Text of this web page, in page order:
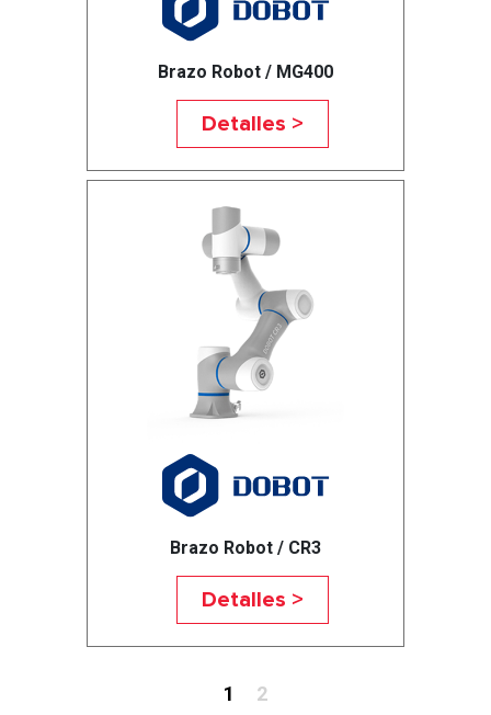
Brazo Robot / MG400
Detalles >
Brazo Robot / CR3
Detalles >
1 2